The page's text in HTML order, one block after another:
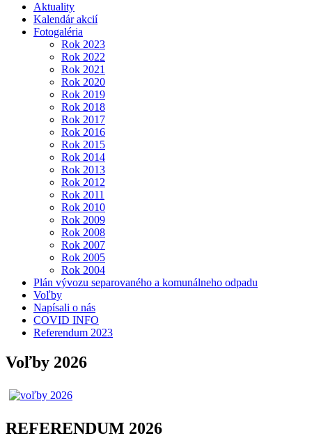
Aktuality
Kalendár akcií
Fotogaléria
Rok 2023
Rok 2022
Rok 2021
Rok 2020
Rok 2019
Rok 2018
Rok 2017
Rok 2016
Rok 2015
Rok 2014
Rok 2013
Rok 2012
Rok 2011
Rok 2010
Rok 2009
Rok 2008
Rok 2007
Rok 2005
Rok 2004
Plán vývozu separovaného a komunálneho odpadu
Voľby
Napísali o nás
COVID INFO
Referendum 2023
Voľby 2026
REFERENDUM 2026